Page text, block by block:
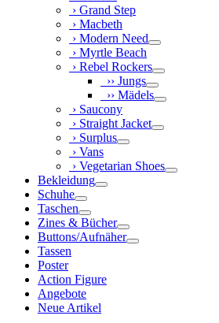
› Grand Step
› Macbeth
› Modern Need
› Myrtle Beach
› Rebel Rockers
›› Jungs
›› Mädels
› Saucony
› Straight Jacket
› Surplus
› Vans
› Vegetarian Shoes
Bekleidung
Schuhe
Taschen
Zines & Bücher
Buttons/Aufnäher
Tassen
Poster
Action Figure
Angebote
Neue Artikel